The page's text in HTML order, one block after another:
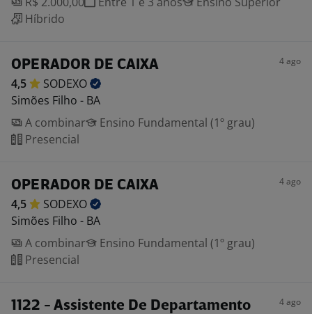
Híbrido
OPERADOR DE CAIXA 4 ago
4,5
SODEXO
Simões Filho - BA
A combinar
Ensino Fundamental (1º grau)
Presencial
OPERADOR DE CAIXA 4 ago
4,5
SODEXO
Simões Filho - BA
A combinar
Ensino Fundamental (1º grau)
Presencial
1122 - Assistente De Departamento 4 ago